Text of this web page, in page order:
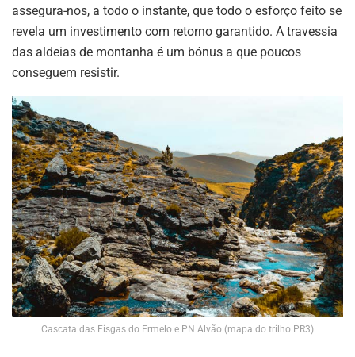
assegura-nos, a todo o instante, que todo o esforço feito se
revela um investimento com retorno garantido. A travessia
das aldeias de montanha é um bónus a que poucos
conseguem resistir.
Cascata das Fisgas do Ermelo e PN Alvão (mapa do trilho PR3)